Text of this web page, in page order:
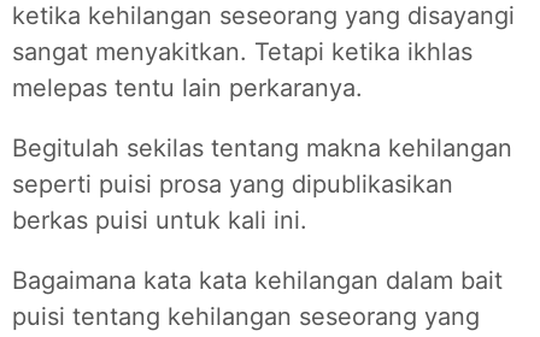
ketika kehilangan seseorang yang disayangi
sangat menyakitkan. Tetapi ketika ikhlas
melepas tentu lain perkaranya.
Begitulah sekilas tentang makna kehilangan
seperti puisi prosa yang dipublikasikan
berkas puisi untuk kali ini.
Bagaimana kata kata kehilangan dalam bait
puisi tentang kehilangan seseorang yang